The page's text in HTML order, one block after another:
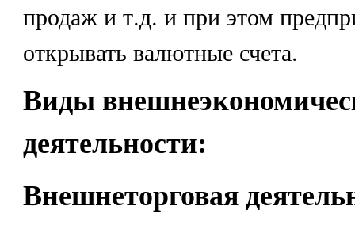
продаж и т.д. и при этом
открывать валютные счета.
Виды
деятельности:
Внешнеторговая